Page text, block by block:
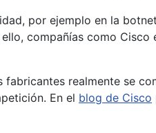
por ejemplo en la
ello, compañías como
realmente se
En el blog de Cisco